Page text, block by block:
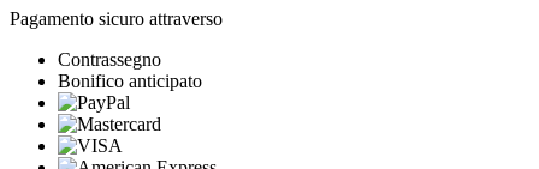
Pagamento sicuro attraverso
Contrassegno
Bonifico anticipato